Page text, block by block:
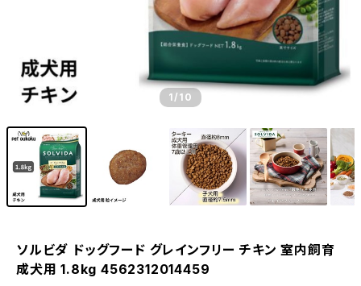
1 /10
ソルビダ ドッグフード グレインフリー チキン 室内飼育
成犬用 1.8kg 4562312014459